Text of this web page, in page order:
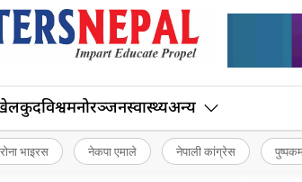
विश्वमनोरञ्जनस्वास्थ्यअन्य
भाइरस नेकपा एमाले नेपाली कांग्रेस